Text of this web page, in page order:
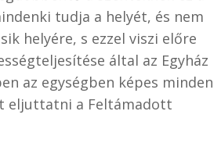
tudja a helyét, és nem
helyére, s ezzel viszi előre
által az Egyház
az egységben képes minden
eljuttatni a Feltámadott